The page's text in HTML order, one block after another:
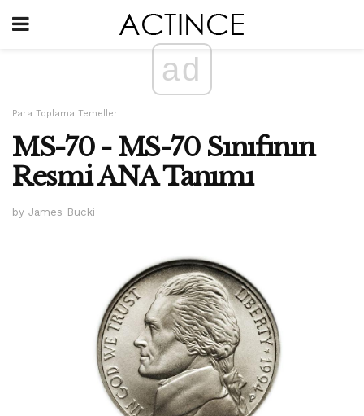
ad
Para Toplama Temelleri
MS-70 - MS-70 Sınıfının
Resmi ANA Tanımı
by James Bucki